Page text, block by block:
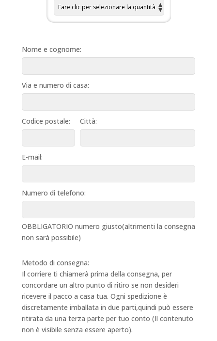
Nome e cognome:
Via e numero di casa:
Codice postale: Città:
E-mail:
Numero di telefono:
OBBLIGATORIO numero giusto(altrimenti la consegna
non sarà possibile)
Metodo di consegna:
Il corriere ti chiamerà prima della consegna, per
concordare un altro punto di ritiro se non desideri
ricevere il pacco a casa tua. Ogni spedizione è
discretamente imballata in due parti,quindi può essere
ritirata da una terza parte per tuo conto (Il contenuto
non è visibile senza essere aperto).